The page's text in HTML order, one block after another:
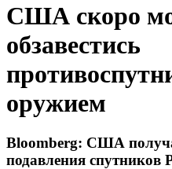
США скоро
обзавестись
оружием
Bloomberg: США
подавления спутников